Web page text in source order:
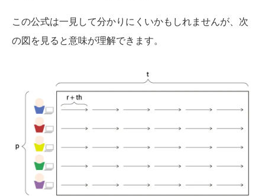
この公式は一見して分かりにくいかもしれませんが、次
の図を見ると意味が理解できます。